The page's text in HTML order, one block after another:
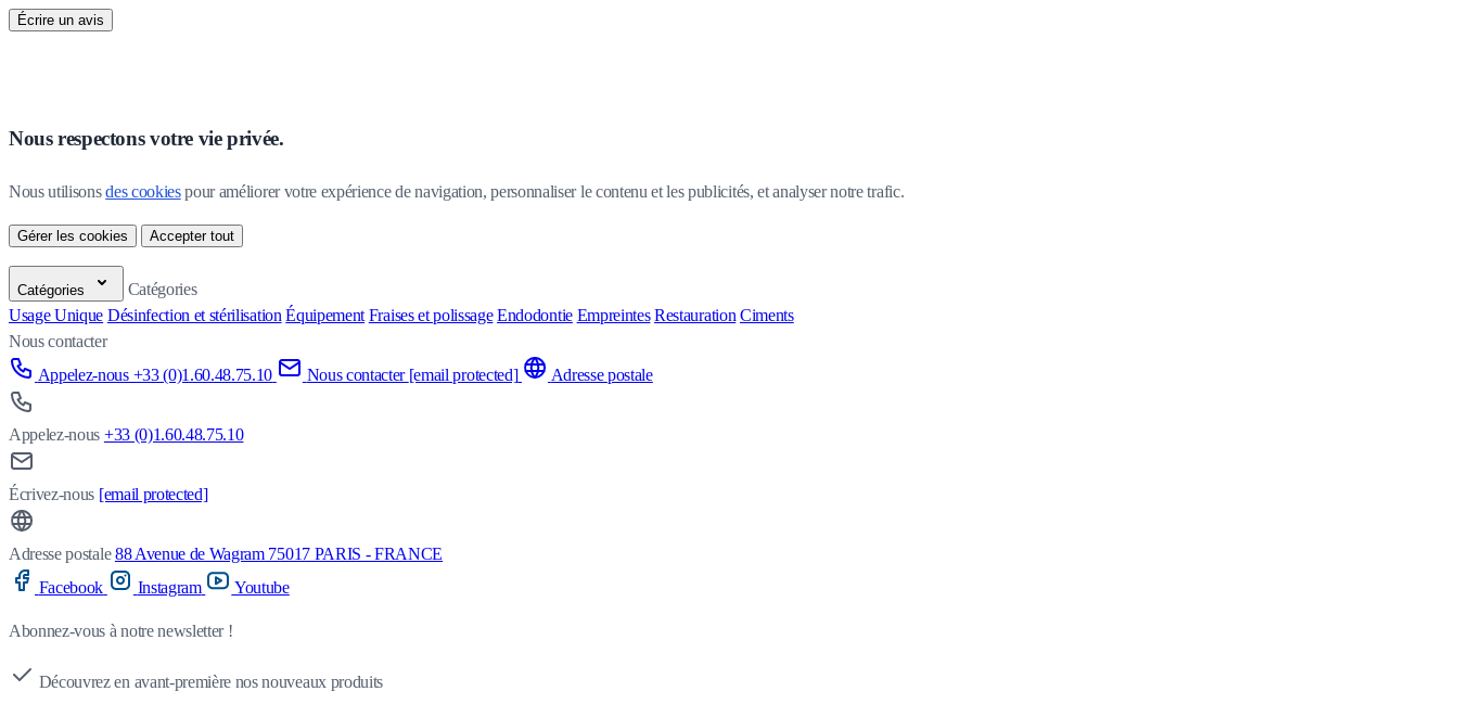
Écrire un avis
Nous respectons votre vie privée.
Nous utilisons des cookies pour améliorer votre expérience de navigation, personnaliser le contenu et les publicités, et analyser notre trafic.
Gérer les cookies Accepter tout
Catégories
Catégories
Usage Unique Désinfection et stérilisation Équipement Fraises et polissage Endodontie Empreintes Restauration Ciments
Nous contacter
Appelez-nous +33 (0)1.60.48.75.10
Nous contacter [email protected] Adresse postale
Appelez-nous +33 (0)1.60.48.75.10
Écrivez-nous [email protected]
Adresse postale 88 Avenue de Wagram 75017 PARIS - FRANCE
Facebook
Instagram Youtube
Abonnez-vous à notre newsletter !
Découvrez en avant-première nos nouveaux produits